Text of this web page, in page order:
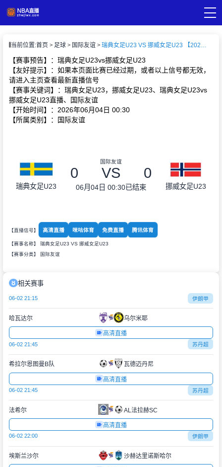
播
闻
当前位置:首页 足球 国际友谊 瑞典女足U23 VS 挪威女足U23 【2026-06-04 00:30:00】
【赛事预告】：瑞典女足U23vs挪威女足U23
【友好提示】：如果本页面比赛已经过期，或者以上信号都无效，
请进入主页查看最新直播信号
【赛事关键词】：瑞典女足U23，挪威女足U23、瑞典女足U23vs
挪威女足U23直播、国际友谊
【开始时间】：2026年06月04日 00:30
【所属类别】：国际友谊
瑞典女足U23
国际友谊
0 VS 0
06月04日 00:30已结束 挪威女足U23
【直播信号】 高清直播 咪咕体育 免费直播 腾讯体育
【赛事名称】 瑞典女足U23 VS 挪威女足U23
【赛事分类】 国际友谊
相关赛事
06-02 21:15 伊朗甲
哈瓦达尔 乌尔米耶
高清直播
06-02 21:45 苏丹超
希拉尔恩图曼B队 瓦德迈丹尼
高清直播
06-02 21:45 苏丹超
法希尔 AL法拉赫SC
高清直播
06-02 22:00 伊朗甲
埃斯兰沙尔 沙赫达里诺斯哈尔